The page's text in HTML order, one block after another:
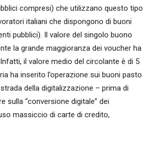
compresi) che utilizzano questo tipo
italiani che dispongono di buoni
pubblici). Il valore del singolo buono
la grande maggioranza dei voucher ha
il valore medio del circolante è di 5
ha inserito l’operazione sui buoni pasto
della digitalizzazione – prima di
“conversione digitale” dei
massiccio di carte di credito,